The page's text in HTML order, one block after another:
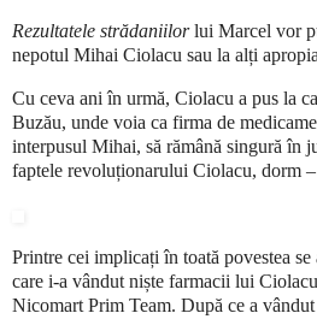
Rezultatele strădaniilorlui Marcel vor
nepotul Mihai Ciolacu sau la alți
Cu ceva ani în urmă, Ciolacu a pus la
Buzău, unde voia ca firma de
interpusul Mihai, să rămână singură în
faptele revoluționarului Ciolacu, dorm
Printre cei implicați în toată povestea
care i-a vândut niște farmacii lui
Nicomart Prim Team. După ce a